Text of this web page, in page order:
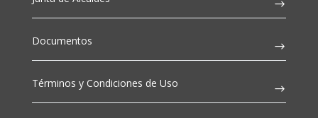
Documentos
Términos y Condiciones de Uso